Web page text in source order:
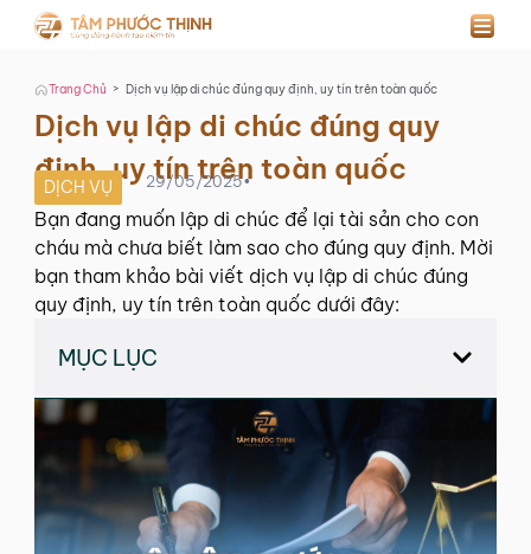
Trang Chủ > Dịch vụ lập di chúc đúng quy định, uy tín trên toàn quốc
Dịch vụ lập di chúc đúng quy
định, uy tín trên toàn quốc
DỊCH VỤ 29/05/2025•
Bạn đang muốn lập di chúc để lại tài sản cho con
cháu mà chưa biết làm sao cho đúng quy định. Mời
bạn tham khảo bài viết dịch vụ lập di chúc đúng
quy định, uy tín trên toàn quốc dưới đây:
MỤC LỤC